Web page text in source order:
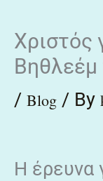
content
Χριστός
/ Blog / By
Η έρευνα